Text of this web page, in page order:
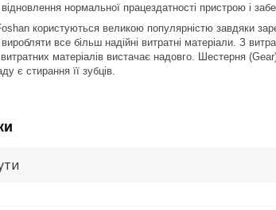
нормальної працездатності пристрою і
користуються великою популярністю завдяки
все більш надійні витратні матеріали. З
матеріалів вистачає надовго. Шестерня
є стирання її зубців.